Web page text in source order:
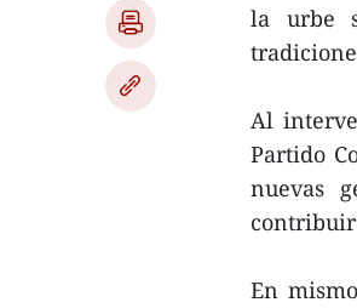
la urbe
Al
Partido
nuevas
En